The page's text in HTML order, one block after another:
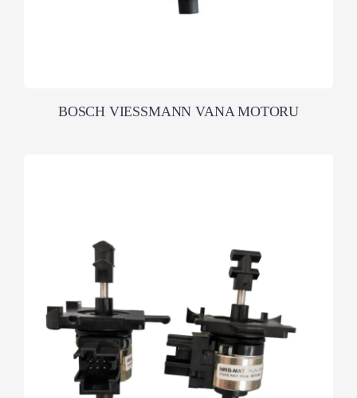
BOSCH VIESSMANN VANA MOTORU